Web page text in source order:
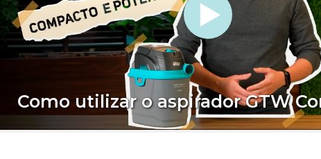
Como utilizar o aspirador GTW